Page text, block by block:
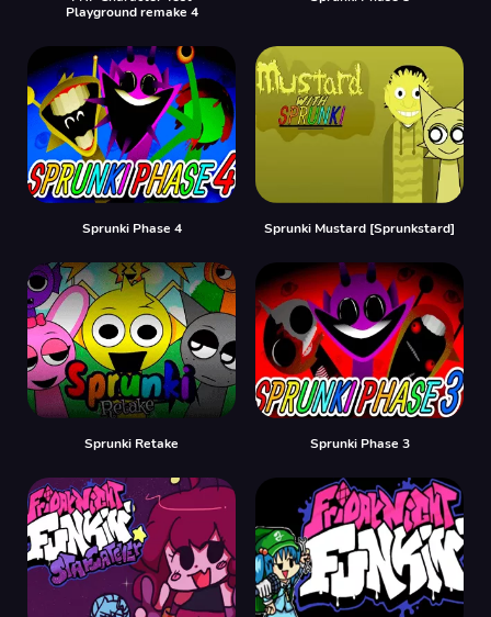
Playground remake 4
Sprunki Phase 4 Sprunki Mustard [Sprunkstard]
Sprunki Retake Sprunki Phase 3